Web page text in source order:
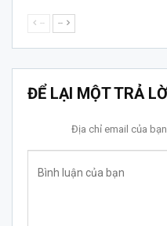
-- --
ĐỂ LẠI MỘT TRẢ
Địa chỉ email của